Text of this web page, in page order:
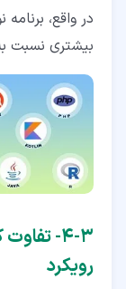
در واقع،
بیشتری نسبت
۳‏-‏۴‏-
رویکرد